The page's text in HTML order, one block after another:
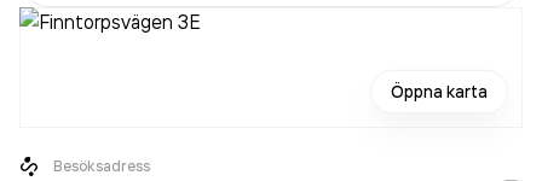
Öppna karta
Besöksadress